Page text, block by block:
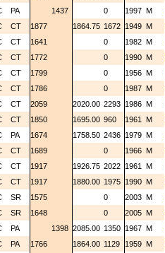
PA 1437 0 1997 M
CT 1877 1864.75 1672 1949 M
CT 1641 0 1982 M
CT 1772 0 1990 M
CT 1799 0 1956 M
CT 1786 0 1987 M
CT 2059 2020.00 2293 1986 M
CT 1850 1695.00 960 1961 M
PA 1674 1758.50 2436 1979 M
CT 1689 0 1966 M
CT 1917 1926.75 2022 1961 M
CT 1917 1880.00 1975 1990 M
SR 1575 0 2003 M
SR 1648 0 2005 M
PA 1398 2085.00 1350 1967 M
PA 1766 1864.00 1129 1959 M